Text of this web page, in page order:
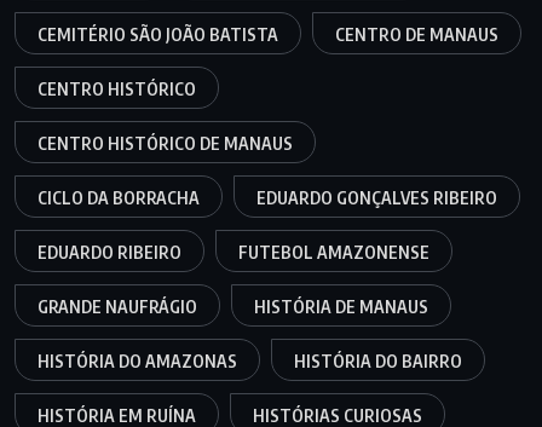
CEMITÉRIO SÃO JOÃO BATISTA CENTRO DE MANAUS
CENTRO HISTÓRICO
CENTRO HISTÓRICO DE MANAUS
CICLO DA BORRACHA EDUARDO GONÇALVES RIBEIRO
EDUARDO RIBEIRO FUTEBOL AMAZONENSE
GRANDE NAUFRÁGIO HISTÓRIA DE MANAUS
HISTÓRIA DO AMAZONAS HISTÓRIA DO BAIRRO
HISTÓRIA EM RUÍNA HISTÓRIAS CURIOSAS